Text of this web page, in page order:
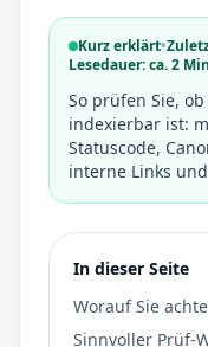
Kurz erklärt•
Lesedauer: ca. 2
So prüfen Sie,
indexierbar ist:
Statuscode,
interne Links
In dieser Seite
Worauf Sie
Sinnvoller Prüf-